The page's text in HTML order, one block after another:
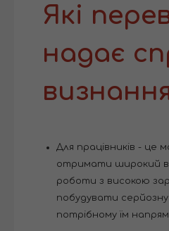
Які
надає
Для працівників - це
отримати широкий
роботи з високою
побудувати серйозну
потрібному їм